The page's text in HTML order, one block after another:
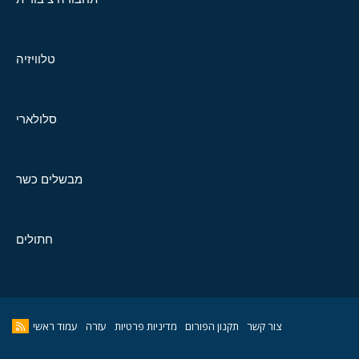
טלוויזיה
סלולארי
מבשלים כשר
חתולים
צור קשר תקנון הפורום מדיניות פרטיות עזרה עמוד ראשי